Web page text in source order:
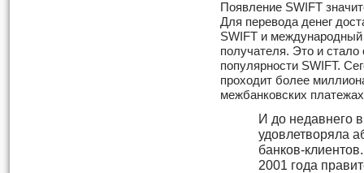
Появление SWIFT
Для перевода денег
SWIFT и международный
получателя. Это и стало
популярности SWIFT.
проходит более
межбанковских
И до недавнего
удовлетворяла
банков-
2001 года